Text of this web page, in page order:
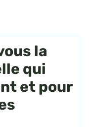
la
qui
et pour